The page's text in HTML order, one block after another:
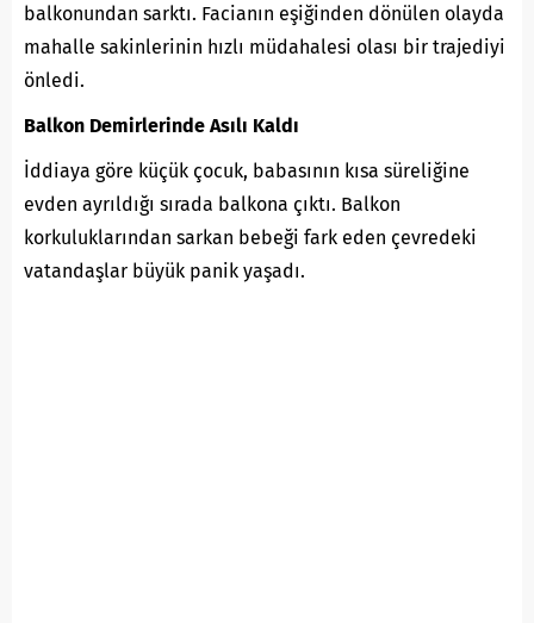
balkonundan sarktı. Facianın eşiğinden dönülen olayda
mahalle sakinlerinin hızlı müdahalesi olası bir trajediyi
önledi.
Balkon Demirlerinde Asılı Kaldı
İddiaya göre küçük çocuk, babasının kısa süreliğine
evden ayrıldığı sırada balkona çıktı. Balkon
korkuluklarından sarkan bebeği fark eden çevredeki
vatandaşlar büyük panik yaşadı.